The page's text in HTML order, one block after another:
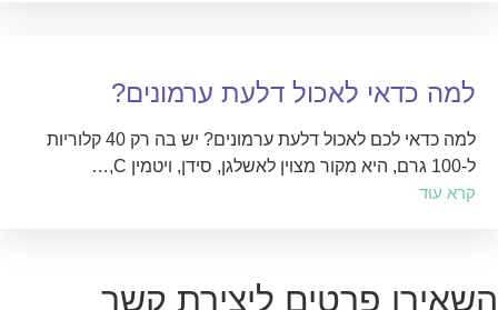
למה כדאי לאכול דלעת ערמונים?
למה כדאי לכם לאכול דלעת ערמונים? יש בה רק 40 קלוריות
ל-100 גרם, היא מקור מצוין לאשלגן, סידן, ויטמין C,…
קרא עוד
השאירו פרטים ליצירת קשר